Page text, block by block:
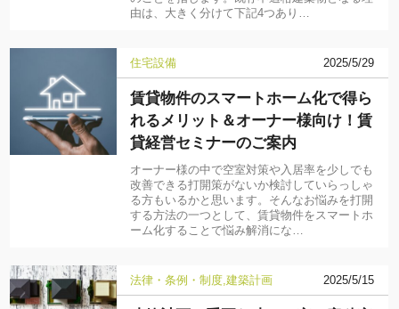
由は、大きく分けて下記4つあり…
住宅設備 2025/5/29
賃貸物件のスマートホーム化で得ら
れるメリット＆オーナー様向け！賃
貸経営セミナーのご案内
オーナー様の中で空室対策や入居率を少しでも
改善できる打開策がないか検討していらっしゃ
る方もいるかと思います。そんなお悩みを打開
する方法の一つとして、賃貸物件をスマートホ
ーム化することで悩み解消にな…
法律・条例・制度 建築計画 2025/5/15